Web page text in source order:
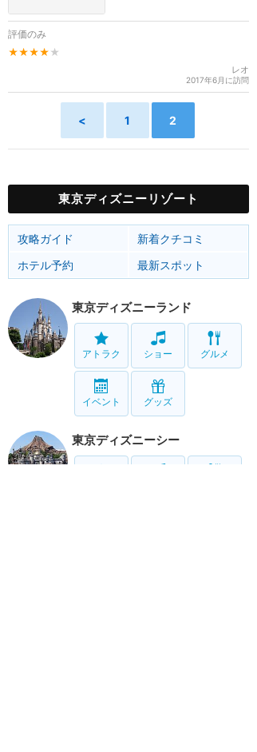
評価のみ
★★★★ ★
レオ
2017年6月に訪問
< 1 2
東京ディズニーリゾート
攻略ガイド
新着クチコミ
ホテル予約
最新スポット
東京ディズニーランド
アトラク ショー グルメ
イベント グッズ
東京ディズニーシー